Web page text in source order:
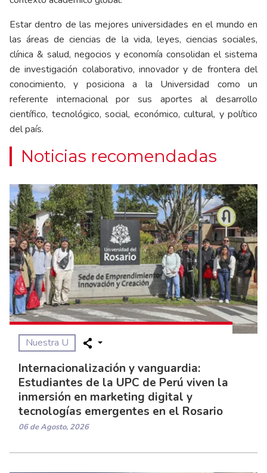
Estar dentro de las mejores universidades en el mundo en
las áreas de ciencias de la vida, leyes, ciencias sociales,
clínica & salud, negocios y economía consolidan el sistema
de investigación colaborativo, innovador y de frontera del
conocimiento, y posiciona a la Universidad como un
referente internacional por sus aportes al desarrollo
científico, tecnológico, social, económico, cultural, y político
del país.
Noticias recomendadas
Nuestra U
Internacionalización y vanguardia:
Estudiantes de la UPC de Perú viven la
inmersión en marketing digital y
tecnologías emergentes en el Rosario
06 de Agosto, 2026